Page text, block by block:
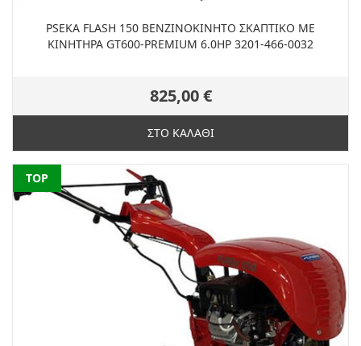
PSEKA FLASH 150 ΒΕΝΖΙΝΟΚΙΝΗΤΟ ΣΚΑΠΤΙΚΟ ΜΕ
ΚΙΝΗΤΗΡΑ GT600-PREMIUM 6.0HP 3201-466-0032
825,00 €
ΣΤΟ ΚΑΛΑΘΙ
NEW
TOP